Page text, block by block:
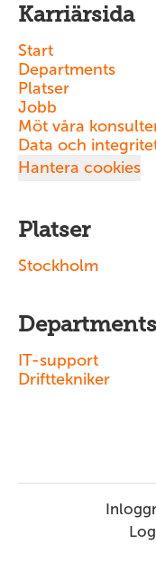
Karriärsida
Start
Departments
Platser
Jobb
Möt våra
Data och
Hantera cookies
Platser
Stockholm
Departments
IT-support
Drifttekniker